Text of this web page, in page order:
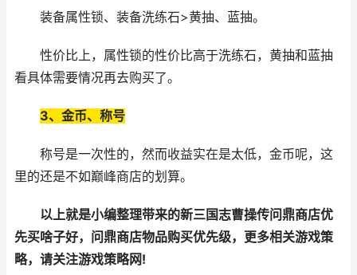
装备属性锁、装备洗练石>黄抽、蓝抽。
性价比上，属性锁的性价比高于洗练石，黄抽和蓝抽
看具体需要情况再去购买了。
3、金币、称号
称号是一次性的，然而收益实在是太低，金币呢，这
里的还是不如巅峰商店的划算。
以上就是小编整理带来的新三国志曹操传问鼎商店优
先买啥子好，问鼎商店物品购买优先级，更多相关游戏策
略，请关注游戏策略网!